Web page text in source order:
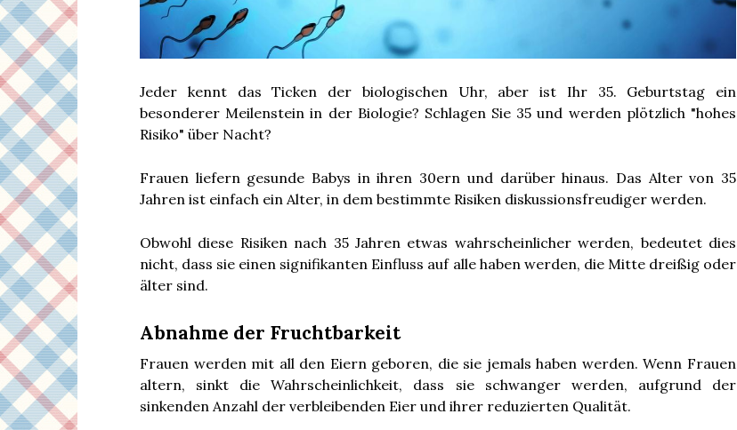
Jeder kennt das Ticken der biologischen Uhr, aber ist Ihr 35. Geburtstag ein
besonderer Meilenstein in der Biologie? Schlagen Sie 35 und werden plötzlich "hohes
Risiko" über Nacht?
Frauen liefern gesunde Babys in ihren 30ern und darüber hinaus. Das Alter von 35
Jahren ist einfach ein Alter, in dem bestimmte Risiken diskussionsfreudiger werden.
Obwohl diese Risiken nach 35 Jahren etwas wahrscheinlicher werden, bedeutet dies
nicht, dass sie einen signifikanten Einfluss auf alle haben werden, die Mitte dreißig oder
älter sind.
Abnahme der Fruchtbarkeit
Frauen werden mit all den Eiern geboren, die sie jemals haben werden. Wenn Frauen
altern, sinkt die Wahrscheinlichkeit, dass sie schwanger werden, aufgrund der
sinkenden Anzahl der verbleibenden Eier und ihrer reduzierten Qualität.